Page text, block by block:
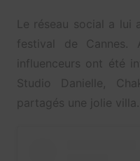
Le réseau social a
festival de Cannes.
influenceurs ont été
Studio Danielle,
partagés une jolie villa.